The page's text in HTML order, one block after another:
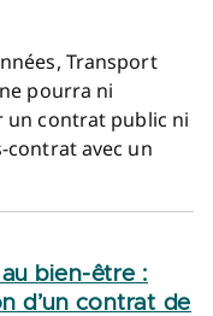
Transport
pourra ni
un contrat public ni
contrat avec un
bien-être :
d’un contrat de